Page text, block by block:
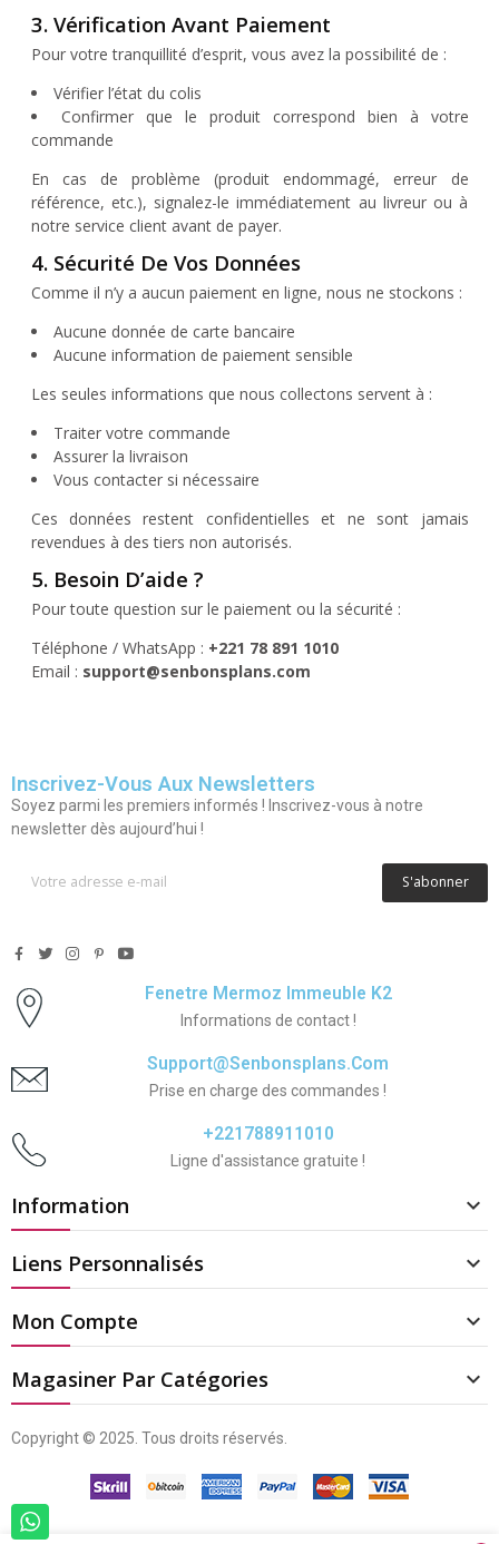
3. Vérification Avant Paiement
Pour votre tranquillité d’esprit, vous avez la possibilité de :
Vérifier l’état du colis
Confirmer que le produit correspond bien à votre
commande
En cas de problème (produit endommagé, erreur de
référence, etc.), signalez-le immédiatement au livreur ou à
notre service client avant de payer.
4. Sécurité De Vos Données
Comme il n’y a aucun paiement en ligne, nous ne stockons :
Aucune donnée de carte bancaire
Aucune information de paiement sensible
Les seules informations que nous collectons servent à :
Traiter votre commande
Assurer la livraison
Vous contacter si nécessaire
Ces données restent confidentielles et ne sont jamais
revendues à des tiers non autorisés.
5. Besoin D’aide ?
Pour toute question sur le paiement ou la sécurité :
Téléphone / WhatsApp : +221 78 891 1010
Email : support@senbonsplans.com
Inscrivez-Vous Aux Newsletters
Soyez parmi les premiers informés ! Inscrivez-vous à notre
newsletter dès aujourd’hui !
S'abonner
Fenetre Mermoz Immeuble K2
Informations de contact !
Support@senbonsplans.com
Prise en charge des commandes !
+221788911010
Ligne d'assistance gratuite !
Information 
Liens Personnalisés 
Mon Compte 
Magasiner Par Catégories 
Copyright © 2025. Tous droits réservés.